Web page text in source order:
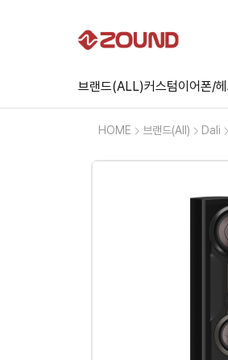
브랜드(ALL)커스텀이어폰/
HOME 브랜드(All) Dali